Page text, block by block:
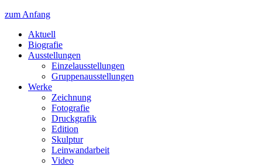
zum Anfang
Aktuell
Biografie
Ausstellungen
Einzelausstellungen
Gruppenausstellungen
Werke
Zeichnung
Fotografie
Druckgrafik
Edition
Skulptur
Leinwandarbeit
Video